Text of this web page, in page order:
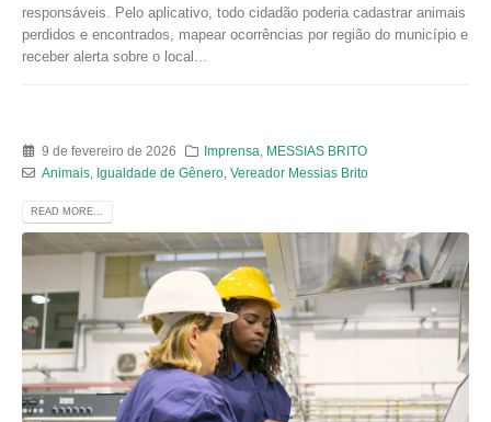
responsáveis. Pelo aplicativo, todo cidadão poderia cadastrar animais
perdidos e encontrados, mapear ocorrências por região do município e
receber alerta sobre o local...
9 de fevereiro de 2026 Imprensa
MESSIAS BRITO
Animais, Igualdade de Gênero, Vereador Messias Brito
READ MORE...